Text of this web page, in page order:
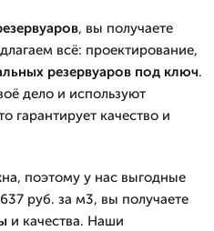
, вы получаете
всё: проектирование,
резервуаров под ключ.
дело и используют
гарантирует качество и
поэтому у нас выгодные
637 руб. за м3, вы получаете
и качества. Наши